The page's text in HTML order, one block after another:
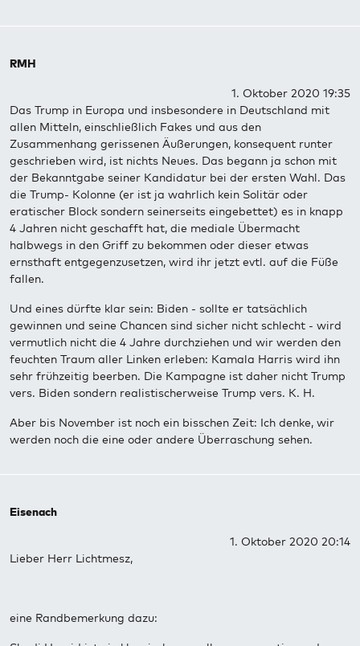
RMH
1. Oktober 2020 19:35
Das Trump in Europa und insbesondere in Deutschland mit
allen Mitteln, einschließlich Fakes und aus den
Zusammenhang gerissenen Äußerungen, konsequent runter
geschrieben wird, ist nichts Neues. Das begann ja schon mit
der Bekanntgabe seiner Kandidatur bei der ersten Wahl. Das
die Trump- Kolonne (er ist ja wahrlich kein Solitär oder
eratischer Block sondern seinerseits eingebettet) es in knapp
4 Jahren nicht geschafft hat, die mediale Übermacht
halbwegs in den Griff zu bekommen oder dieser etwas
ernsthaft entgegenzusetzen, wird ihr jetzt evtl. auf die Füße
fallen.
Und eines dürfte klar sein: Biden - sollte er tatsächlich
gewinnen und seine Chancen sind sicher nicht schlecht - wird
vermutlich nicht die 4 Jahre durchziehen und wir werden den
feuchten Traum aller Linken erleben: Kamala Harris wird ihn
sehr frühzeitig beerben. Die Kampagne ist daher nicht Trump
vers. Biden sondern realistischerweise Trump vers. K. H.
Aber bis November ist noch ein bisschen Zeit: Ich denke, wir
werden noch die eine oder andere Überraschung sehen.
Eisenach
1. Oktober 2020 20:14
Lieber Herr Lichtmesz,
eine Randbemerkung dazu: